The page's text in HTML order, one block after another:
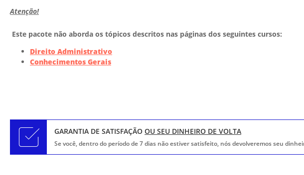
Atenção!
Este pacote não aborda os tópicos descritos nas páginas dos seguintes cursos:
Direito Administrativo
Conhecimentos Gerais
GARANTIA DE SATISFAÇÃOOU SEU DINHEIRO DE VOLTA
Se você, dentro do período de 7 dias não estiver satisfeito, nós devolveremos seu